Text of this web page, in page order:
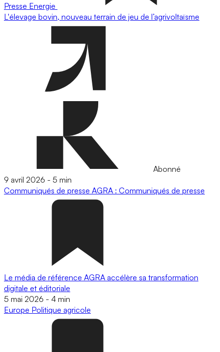
Presse Energie
L'élevage bovin, nouveau terrain de jeu de l’agrivoltaïsme
Abonné
9 avril 2026 - 5 min
Communiqués de presse AGRA : Communiqués de presse
Le média de référence AGRA accélère sa transformation
digitale et éditoriale
5 mai 2026 - 4 min
Europe Politique agricole